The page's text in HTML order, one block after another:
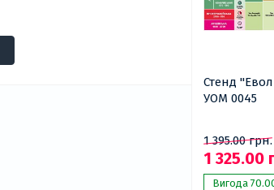
Стенд
УОМ 0045
1 395.00 грн.
1 325.00
Вигода